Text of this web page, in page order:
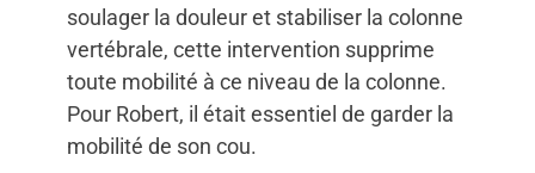
soulager la douleur et stabiliser la colonne
vertébrale, cette intervention supprime
toute mobilité à ce niveau de la colonne.
Pour Robert, il était essentiel de garder la
mobilité de son cou.